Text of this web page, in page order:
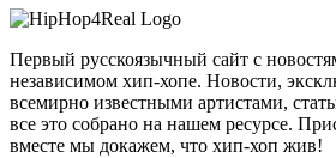
Первый русскоязычный сайт с
независимом хип-хопе. Новости,
всемирно известными артистами,
все это собрано на нашем ресурсе.
вместе мы докажем, что хип-хоп жив!